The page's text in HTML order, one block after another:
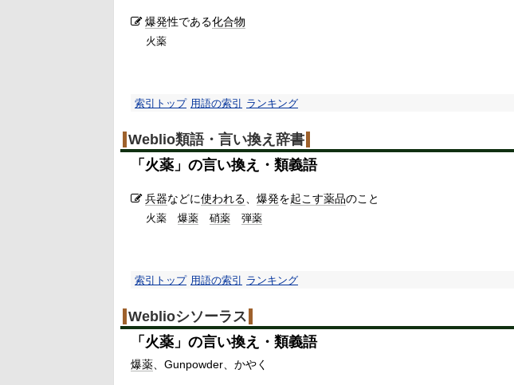
爆発性である化合物
火薬
索引トップ 用語の索引 ランキング
Weblio類語・言い換え辞書
「 火薬 」の言い換え・類義語
兵器などに使われる 爆発を起こす薬品のこと
火薬 爆薬 硝薬 弾薬
索引トップ 用語の索引 ランキング
Weblioシソーラス
「 火薬 」の言い換え・類義語
爆薬 Gunpowder かやく